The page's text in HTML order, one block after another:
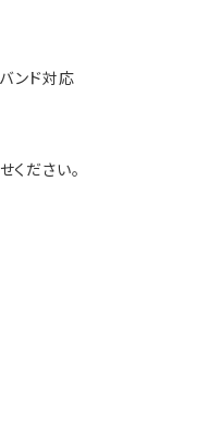
ンド対応
ださい。